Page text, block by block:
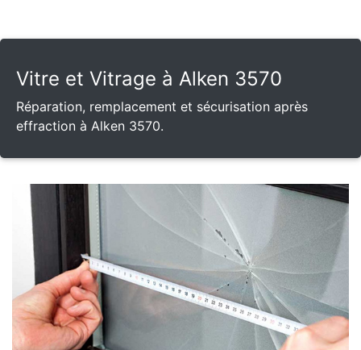
Vitre et Vitrage à Alken 3570
Réparation, remplacement et sécurisation après
effraction à Alken 3570.